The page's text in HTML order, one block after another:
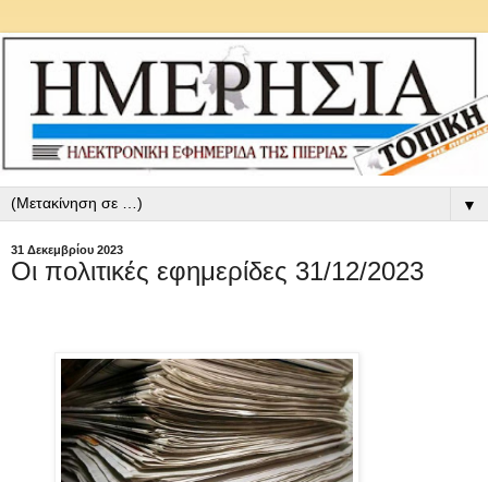
▼
31 Δεκεμβρίου 2023
Οι πολιτικές εφημερίδες 31/12/2023